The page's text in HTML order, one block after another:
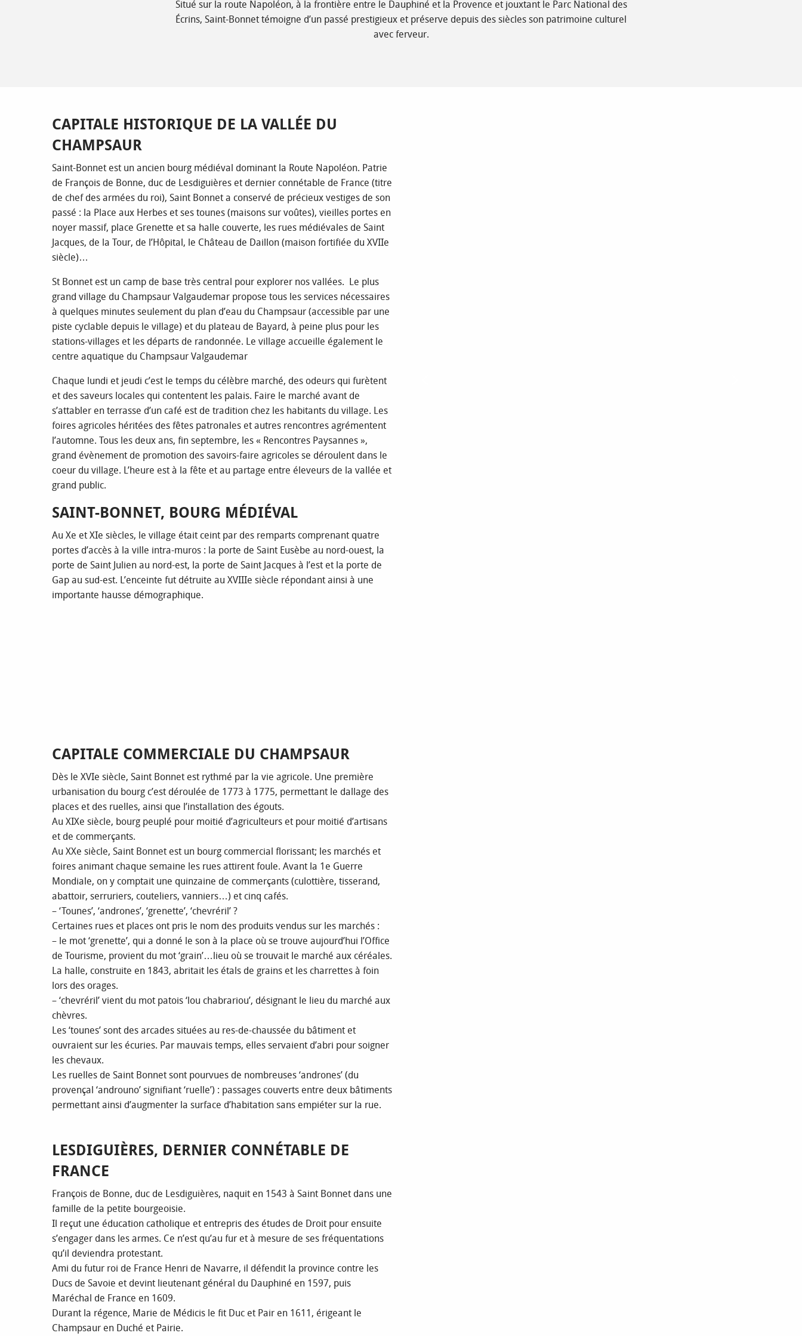
Situé sur la route Napoléon, à la frontière entre le Dauphiné et la Provence et jouxtant le Parc National des
Écrins, Saint-Bonnet témoigne d’un passé prestigieux et préserve depuis des siècles son patrimoine culturel
avec ferveur.
CAPITALE HISTORIQUE DE LA VALLÉE DU
CHAMPSAUR
Saint-Bonnet est un ancien bourg médiéval dominant la Route Napoléon. Patrie
de François de Bonne, duc de Lesdiguières et dernier connétable de France (titre
de chef des armées du roi), Saint Bonnet a conservé de précieux vestiges de son
passé : la Place aux Herbes et ses tounes (maisons sur voûtes), vieilles portes en
noyer massif, place Grenette et sa halle couverte, les rues médiévales de Saint
Jacques, de la Tour, de l’Hôpital, le Château de Daillon (maison fortifiée du XVIIe
siècle)…
St Bonnet est un camp de base très central pour explorer nos vallées. Le plus
grand village du Champsaur Valgaudemar propose tous les services nécessaires
à quelques minutes seulement du plan d’eau du Champsaur (accessible par une
piste cyclable depuis le village) et du plateau de Bayard, à peine plus pour les
stations-villages et les départs de randonnée. Le village accueille également le
centre aquatique du Champsaur Valgaudemar
Chaque lundi et jeudi c’est le temps du célèbre marché, des odeurs qui furètent
et des saveurs locales qui contentent les palais. Faire le marché avant de
s’attabler en terrasse d’un café est de tradition chez les habitants du village. Les
foires agricoles héritées des fêtes patronales et autres rencontres agrémentent
l’automne. Tous les deux ans, fin septembre, les « Rencontres Paysannes »,
grand évènement de promotion des savoirs-faire agricoles se déroulent dans le
coeur du village. L’heure est à la fête et au partage entre éleveurs de la vallée et
grand public.
SAINT-BONNET, BOURG MÉDIÉVAL
Au Xe et XIe siècles, le village était ceint par des remparts comprenant quatre
portes d’accès à la ville intra-muros : la porte de Saint Eusèbe au nord-ouest, la
porte de Saint Julien au nord-est, la porte de Saint Jacques à l’est et la porte de
Gap au sud-est. L’enceinte fut détruite au XVIIIe siècle répondant ainsi à une
importante hausse démographique.
CAPITALE COMMERCIALE DU CHAMPSAUR
Dès le XVIe siècle, Saint Bonnet est rythmé par la vie agricole. Une première
urbanisation du bourg c’est déroulée de 1773 à 1775, permettant le dallage des
places et des ruelles, ainsi que l’installation des égouts.
Au XIXe siècle, bourg peuplé pour moitié d’agriculteurs et pour moitié d’artisans
et de commerçants.
Au XXe siècle, Saint Bonnet est un bourg commercial florissant; les marchés et
foires animant chaque semaine les rues attirent foule. Avant la 1e Guerre
Mondiale, on y comptait une quinzaine de commerçants (culottière, tisserand,
abattoir, serruriers, couteliers, vanniers…) et cinq cafés.
– ‘Tounes’, ‘andrones’, ‘grenette’, ‘chevréril’ ?
Certaines rues et places ont pris le nom des produits vendus sur les marchés :
– le mot ‘grenette’, qui a donné le son à la place où se trouve aujourd’hui l’Office
de Tourisme, provient du mot ‘grain’…lieu où se trouvait le marché aux céréales.
La halle, construite en 1843, abritait les étals de grains et les charrettes à foin
lors des orages.
– ‘chevréril’ vient du mot patois ‘lou chabrariou’, désignant le lieu du marché aux
chèvres.
Les ‘tounes’ sont des arcades situées au res-de-chaussée du bâtiment et
ouvraient sur les écuries. Par mauvais temps, elles servaient d’abri pour soigner
les chevaux.
Les ruelles de Saint Bonnet sont pourvues de nombreuses ‘andrones’ (du
provençal ‘androuno’ signifiant ‘ruelle’) : passages couverts entre deux bâtiments
permettant ainsi d’augmenter la surface d’habitation sans empiéter sur la rue.
LESDIGUIÈRES, DERNIER CONNÉTABLE DE
FRANCE
François de Bonne, duc de Lesdiguières, naquit en 1543 à Saint Bonnet dans une
famille de la petite bourgeoisie.
Il reçut une éducation catholique et entrepris des études de Droit pour ensuite
s’engager dans les armes. Ce n’est qu’au fur et à mesure de ses fréquentations
qu’il deviendra protestant.
Ami du futur roi de France Henri de Navarre, il défendit la province contre les
Ducs de Savoie et devint lieutenant général du Dauphiné en 1597, puis
Maréchal de France en 1609.
Durant la régence, Marie de Médicis le fit Duc et Pair en 1611, érigeant le
Champsaur en Duché et Pairie.